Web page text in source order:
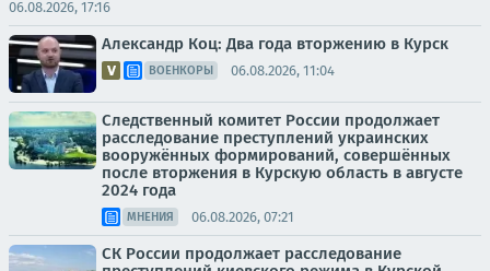
06.08.2026, 17:16
Александр Коц: Два года вторжению в Курск
ВОЕНКОРЫ 06.08.2026, 11:04
Следственный комитет России продолжает
расследование преступлений украинских
вооружённых формирований, совершённых
после вторжения в Курскую область в августе
2024 года
МНЕНИЯ 06.08.2026, 07:21
СК России продолжает расследование